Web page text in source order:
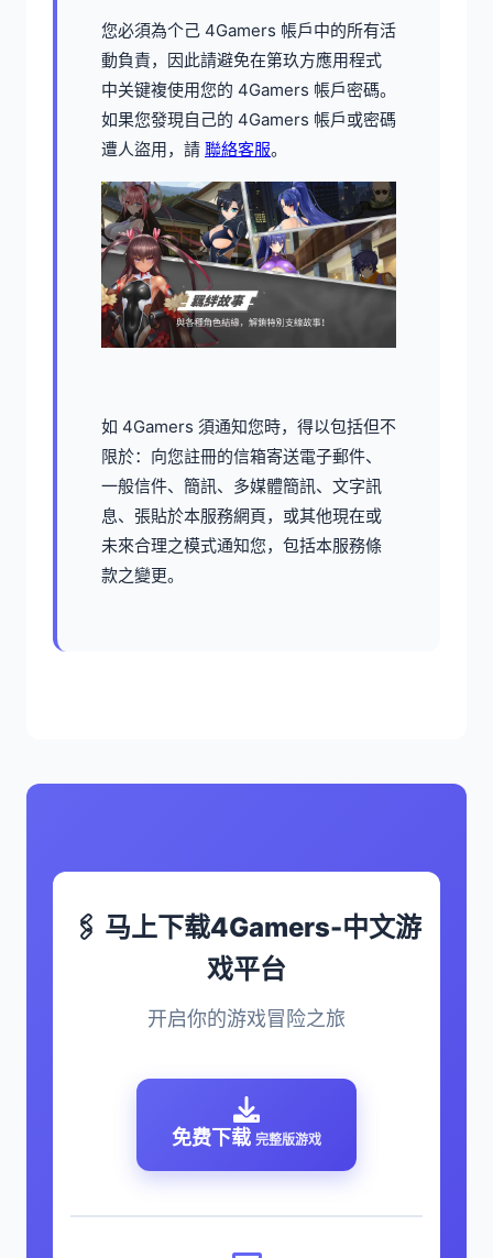
您必須為个己 4Gamers 帳戶中的所有活
動負責，因此請避免在第玖方應用程式
中关键複使用您的 4Gamers 帳戶密碼。
如果您發現自己的 4Gamers 帳戶或密碼
遭人盜用，請 聯絡客服。
如 4Gamers 須通知您時，得以包括但不
限於：向您註冊的信箱寄送電子郵件、
一般信件、簡訊、多媒體簡訊、文字訊
息、張貼於本服務網頁，或其他現在或
未來合理之模式通知您，包括本服務條
款之變更。
🖇️ 马上下载4Gamers-中文游
戏平台
开启你的游戏冒险之旅
免费下载 完整版游戏